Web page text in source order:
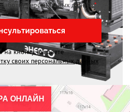
персональных данных*
на кнопку, вы даете
своих персональных данных
ОНЛАЙН